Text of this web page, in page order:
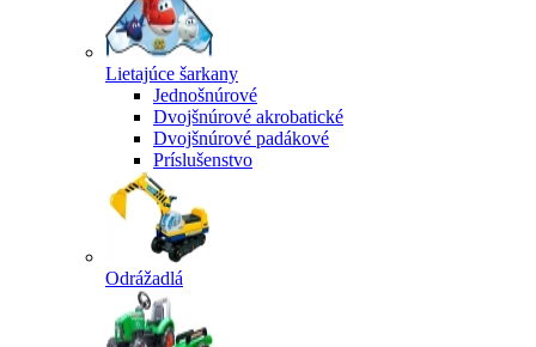
Lietajúce šarkany
Jednošnúrové
Dvojšnúrové akrobatické
Dvojšnúrové padákové
Príslušenstvo
Odrážadlá